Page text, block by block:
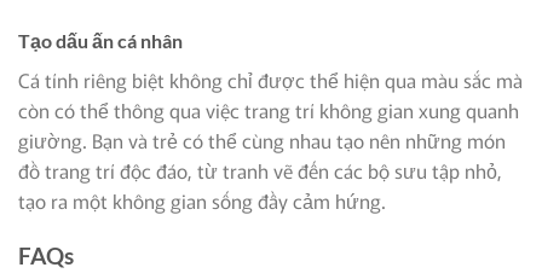
Tạo dấu ấn cá nhân
Cá tính riêng biệt không chỉ được thể hiện qua màu sắc mà
còn có thể thông qua việc trang trí không gian xung quanh
giường. Bạn và trẻ có thể cùng nhau tạo nên những món
đồ trang trí độc đáo, từ tranh vẽ đến các bộ sưu tập nhỏ,
tạo ra một không gian sống đầy cảm hứng.
FAQs